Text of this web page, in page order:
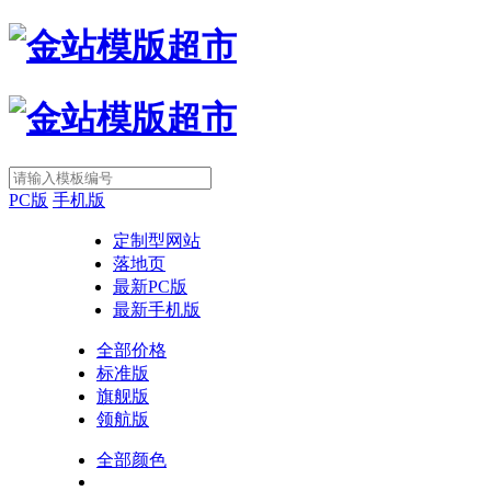
PC版 手机版
定制型网站
落地页
最新PC版
最新手机版
全部价格
标准版
旗舰版
领航版
全部颜色